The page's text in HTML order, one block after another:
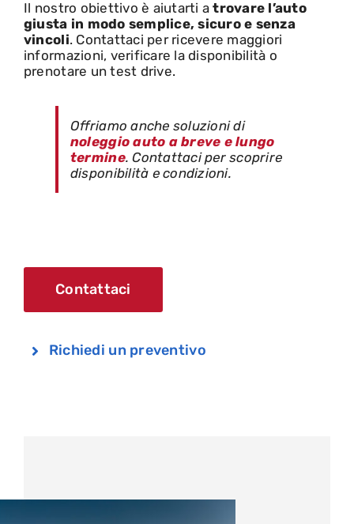
Il nostro obiettivo è aiutarti atrovare l’auto
giusta in modo semplice, sicuro e senza
vincoli. Contattaci per ricevere maggiori
informazioni, verificare la disponibilità o
prenotare un test drive.
Offriamo anche soluzioni di
noleggio auto a breve e lungo
termine. Contattaci per scoprire
disponibilità e condizioni.
Contattaci
Richiedi un preventivo